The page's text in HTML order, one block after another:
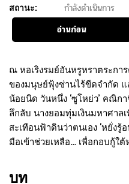
สถานะ:
กำลังดำเนินการ
อ่านก่อน
ณ หอเริงรมย์อันหรูหราตระก
ของมนุษย์ฟุ้งซ่านไร้ขีดจำกัด แ
น้อยนิด วันหนึ่ง ‘ซูโหย่ว’ คณิก
ลึกลับ นางยอมทุ่มเงินมหาศาล
สะเทือนฟ้าดินว่าตนเอง ‘หยั่งรู้
มือเข้าช่วยเหลือ… เพื่อกอบกู้ใ
บท